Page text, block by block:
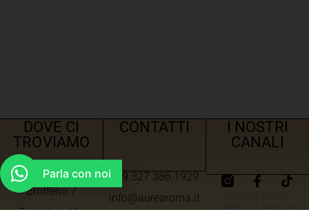
DOVE CI
TROVIAMO
Roma – Via Angelo
Brofferio 7
CONTATTI
+39 327 386 1929
info@aurearoma.it
I NOSTRI
CANALI
Medical Service
Parla con noi